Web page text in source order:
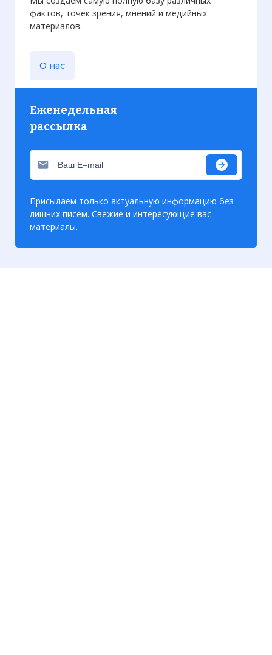
фактов, точек зрения, мнений и медийных
материалов.
О нас
Еженедельная
рассылка
Присылаем только актуальную информацию без
лишних писем. Свежие и интересующие вас
материалы.